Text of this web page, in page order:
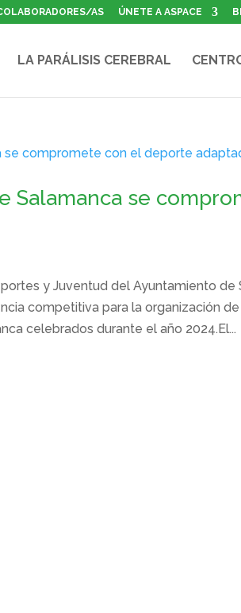
AS ÚNETE A ASPACE
LA PARÁLISIS CEREBRAL
Salamanca se
y Juventud del Ayuntamiento
competitiva para la organización
celebrados durante el año 2024.El...